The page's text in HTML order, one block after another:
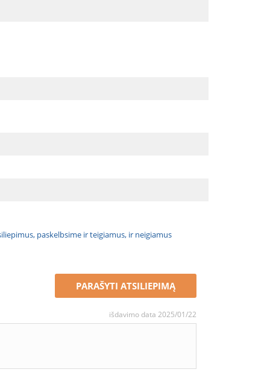
paskelbsime ir teigiamus, ir neigiamus
PARAŠYTI ATSILIEPIMĄ
išdavimo data 2025/01/22